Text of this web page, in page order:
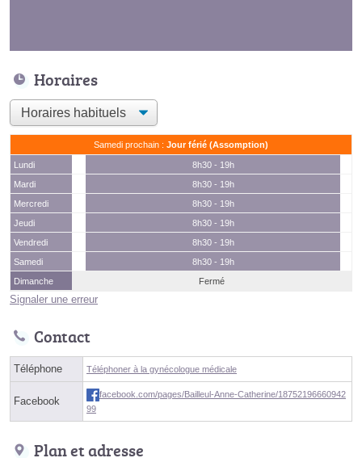
Horaires
Samedi prochain : Jour férié (Assomption)
Lundi
8h30 - 19h
Mardi
8h30 - 19h
Mercredi
8h30 - 19h
Jeudi
8h30 - 19h
Vendredi
8h30 - 19h
Samedi
8h30 - 19h
Dimanche
Fermé
Signaler une erreur
Contact
Téléphone Téléphoner à la gynécologue médicale
Facebook
facebook.com/pages/Bailleul-Anne-Catherine/18752196660942
99
Plan et adresse